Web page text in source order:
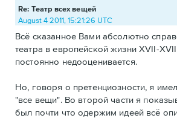
Re: Театр всех вещей
August 4 2011, 15:21:26 UTC
Всё сказанное Вами абсолютно
театра в европейской жизни XVII-
постоянно недооценивается.
Но, говоря о претенциозности, я
"все вещи". Во второй части я
был почти что одержим идеей всё